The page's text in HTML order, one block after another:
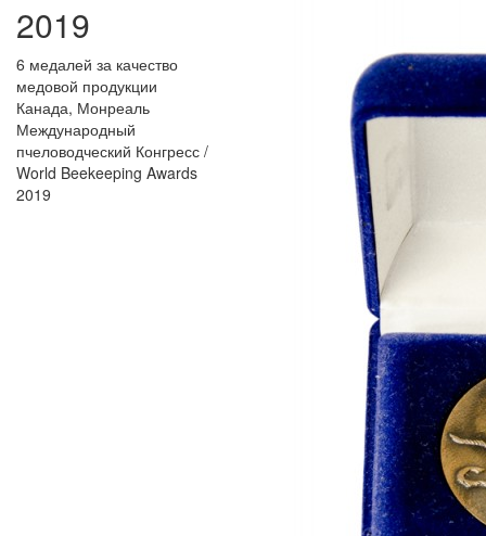
2019
6 медалей за качество
медовой продукции
Канада, Монреаль
Международный
пчеловодческий Конгресс /
World Beekeeping Awards
2019